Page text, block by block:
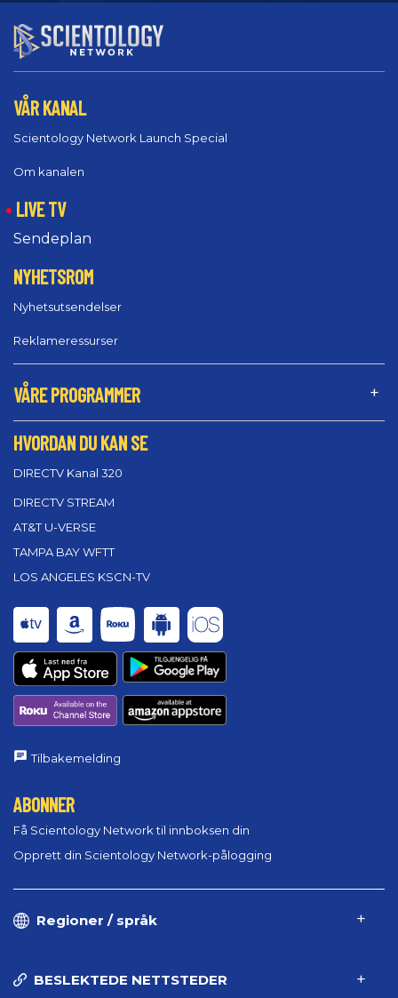
VÅR KANAL
Scientology Network Launch Special
Om kanalen
LIVE TV
Sendeplan
NYHETSROM
Nyhetsutsendelser
Reklameressurser
VÅRE PROGRAMMER
HVORDAN DU KAN SE
DIRECTV Kanal 320
DIRECTV STREAM
AT&T U-VERSE
TAMPA BAY WFTT
LOS ANGELES KSCN-TV
Tilbakemelding
ABONNER
Få Scientology Network til innboksen din
Opprett din Scientology Network-pålogging
Regioner / språk
BESLEKTEDE NETTSTEDER